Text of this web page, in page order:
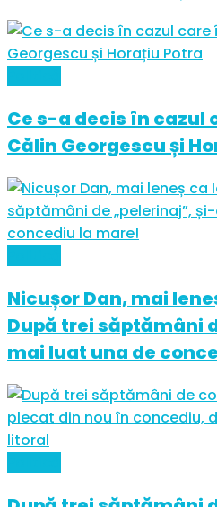
Ce s-a decis în cazul
Călin Georgescu și
Nicușor Dan, mai
După trei săptămâni
mai luat una de